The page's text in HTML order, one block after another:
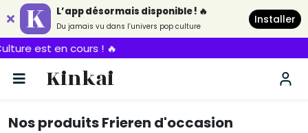
L’app désormais disponible ! 🔥
Du jamais vu dans l’univers pop culture
Installer
Kinkai
Nos produits Frieren d'occasion